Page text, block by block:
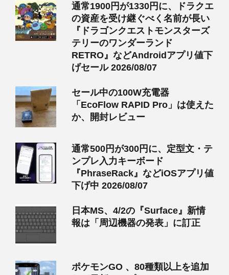
通常1900円が1330円に、ドラクエ
の資産を受け継ぐべく名前が長い
『ドラゴンクエストモンスターズ
テリーのワンダーランド
RETRO』などAndroidアプリ値下
げセール 2026/08/07
セール中の100W充電器
「EcoFlow RAPID Pro」は使えた
か、開封レビュー
通常500円が300円に、定型文・テ
ンプレ入力キーボード
『PhraseRack』などiOSアプリ値
下げ中 2026/08/07
日本MS、4/2の『Surface』新情
報は「周辺機器の発表」に訂正
ポケモンGO 、80種類以上を追加